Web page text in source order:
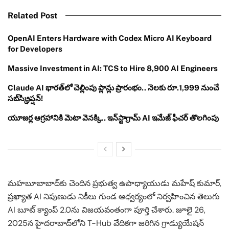
Related Post
OpenAI Enters Hardware with Codex Micro AI Keyboard
for Developers
Massive Investment in AI: TCS to Hire 8,900 AI Engineers
Claude AI భారత్‌లో చెల్లింపు ప్లాన్లు ప్రారంభం.. నెలకు రూ.1,999 నుంచే
సబ్‌స్క్రిప్షన్!
యూజర్ల ఆగ్రహానికి మెటా వెనక్కి.. ఇన్‌స్టాగ్రామ్ AI ఇమేజ్ ఫీచర్ తొలగింపు
మహబూబాబాద్‌కు చెందిన ప్రభుత్వ ఉపాధ్యాయుడు మహేష్ కుమార్,
ప్రఖ్యాత AI నిపుణుడు నికీలు గుండ ఆధ్వర్యంలో నిర్వహించిన తెలుగు
AI బూట్ క్యాంప్ 2.0ను విజయవంతంగా పూర్తి చేశారు. జూలై 26,
2025న హైదరాబాద్‌లోని T-Hub వేదికగా జరిగిన గ్రాడ్యుయేషన్